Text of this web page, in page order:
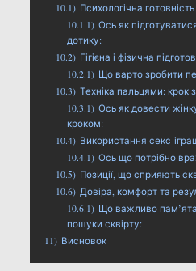
10.1) Психологічна
10.1.1) Ось як
дотику:
10.2) Гігієна і фізична
10.2.1) Що варто зробити
10.3) Техніка пальцями: крок
10.3.1) Ось як довести
кроком:
10.4) Використання секс-
10.4.1) Ось що потрібно
10.5) Позиції, що сприяють
10.6) Довіра, комфорт та
10.6.1) Що важливо
пошуки сквірту:
11) Висновок